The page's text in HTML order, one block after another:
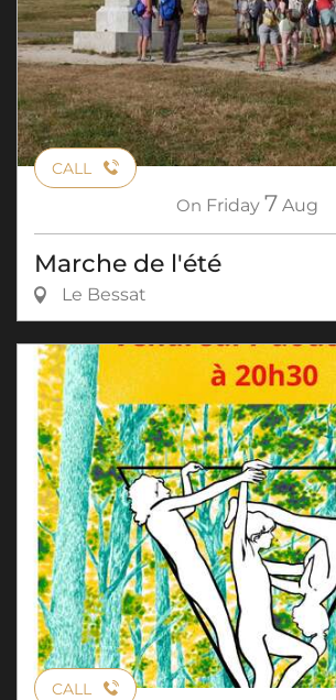
CALL
On Friday 7 Aug
Marche de l'été
Le Bessat
CALL